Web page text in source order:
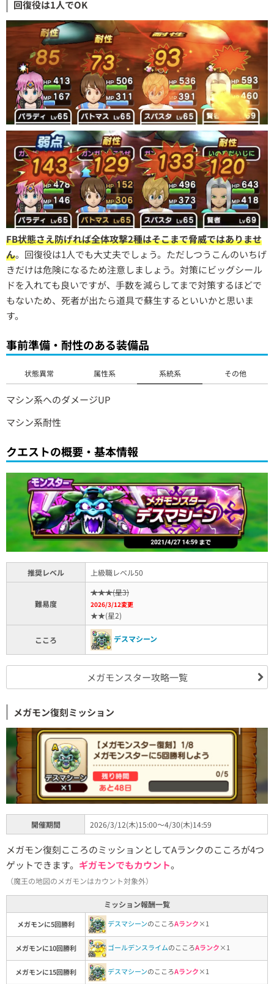
回復役は1人でOK
FB状態さえ防げれば全体攻撃2種はそこまで脅威ではありませ
ん。回復役は1人でも大丈夫でしょう。ただしつうこんのいちげ
きだけは危険になるため注意しましょう。対策にビッグシール
ドを入れても良いですが、手数を減らしてまで対策するほどで
もないため、死者が出たら道具で蘇生するといいかと思いま
す。
事前準備・耐性のある装備品
状態異常 属性系 系統系 その他
マシン系へのダメージUP
マシン系耐性
クエストの概要・基本情報
推奨レベル 上級職レベル50
難易度
★★★(星3)
2026/3/12変更
★★(星2)
こころ デスマシーン
メガモンスター攻略一覧
メガモン復刻ミッション
開催期間 2026/3/12(木)15:00～4/30(木)14:59
メガモン復刻こころのミッションとしてAランクのこころが4つ
ゲットできます。 ギガモンでもカウント。
（魔王の地図のメガモンはカウント対象外）
ミッション報酬一覧
メガモンに5回勝利 デスマシーンのこころAランク×1
メガモンに10回勝利 ゴールデンスライムのこころAランク×1
メガモンに15回勝利 デスマシーンのこころAランク×1